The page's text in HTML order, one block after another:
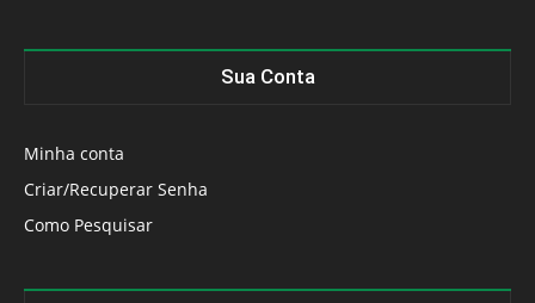
Sua Conta
Minha conta
Criar/Recuperar Senha
Como Pesquisar